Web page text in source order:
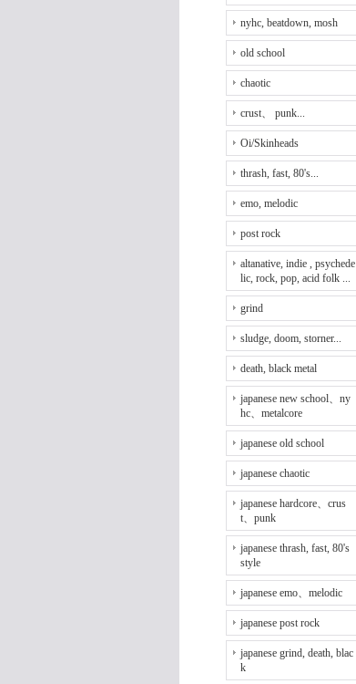
nyhc, beatdown, mosh
old school
chaotic
crust、 punk...
Oi/Skinheads
thrash, fast, 80's...
emo, melodic
post rock
altanative, indie , psychede
lic, rock, pop, acid folk ...
grind
sludge, doom, storner...
death, black metal
japanese new school、ny
hc、metalcore
japanese old school
japanese chaotic
japanese hardcore、crus
t、punk
japanese thrash, fast, 80's
style
japanese emo、melodic
japanese post rock
japanese grind, death, blac
k